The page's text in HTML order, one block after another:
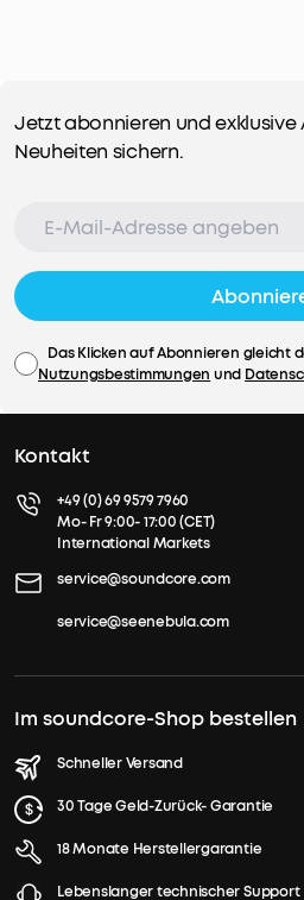
Jetzt abonnieren und
Neuheiten sichern.
Das Klicken auf Abonnieren gleicht
Nutzungsbestimmungen und
Kontakt
+49 (0) 69 9579 7960
Mo- Fr 9:00- 17:00 (CET)
International Markets
service@soundcore.com
service@seenebula.com
Im soundcore-Shop bestellen
Schneller Versand
30 Tage Geld-Zurück- Garantie
18 Monate Herstellergarantie
Lebenslanger technischer Support